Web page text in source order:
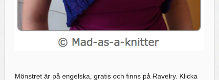
Mönstret är på engelska, gratis och finns på Ravelry. Klicka